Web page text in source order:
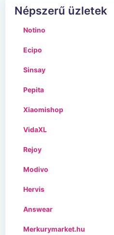
Népszerű üzletek
Notino
Ecipo
Sinsay
Pepita
Xiaomishop
VidaXL
Rejoy
Modivo
Hervis
Answear
Merkurymarket.hu